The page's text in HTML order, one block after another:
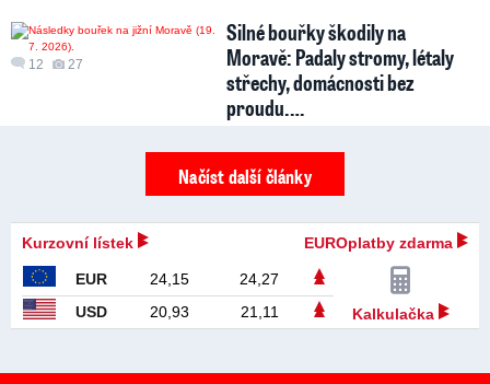
12 27
Silné bouřky škodily na
Moravě: Padaly stromy, létaly
střechy, domácnosti bez
proudu.…
Načíst další články
Kurzovní lístek EUROplatby zdarma
EUR 24,15
24,27
USD
20,93 21,11 Kalkulačka